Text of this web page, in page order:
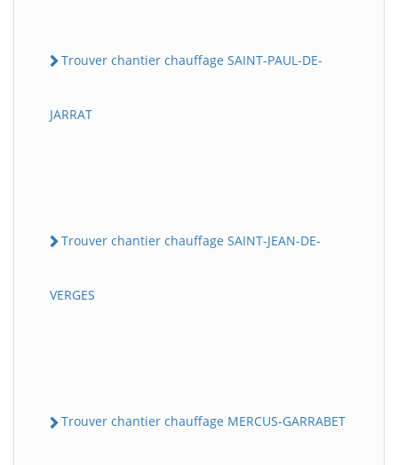
Trouver chantier chauffage SAINT-PAUL-DE-
JARRAT
Trouver chantier chauffage SAINT-JEAN-DE-
VERGES
Trouver chantier chauffage MERCUS-GARRABET